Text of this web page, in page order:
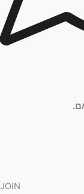
JOIN